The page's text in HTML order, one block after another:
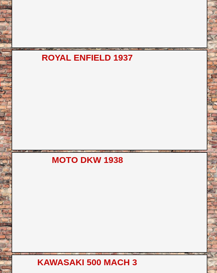
ROYAL ENFIELD 1937
MOTO DKW 1938
KAWASAKI 500 MACH 3